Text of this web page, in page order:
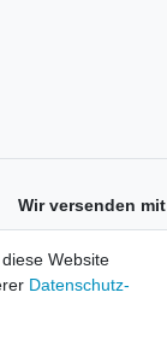
Wir versenden mit
Website
Daten­schutz­